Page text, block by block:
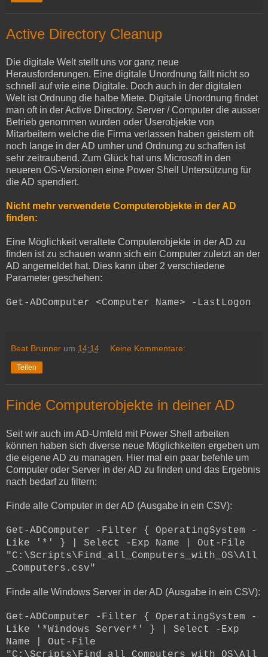
Active Directory Cleanup
Die digitale Welt stellt uns vor ganz neue
Herausforderungen. Eine digitale Unordnung fällt nicht so
schnell auf wie eine Digitale. Doch auch in der digitalen
Welt ist Ordnung die halbe Miete. Digitale Unordnung findet
man oft in der Active Directory. Server / Computer die ausser
Betrieb genommen wurden oder Userobjekte von
Mitarbeitern welche die Firma verlassen haben geistern oft
noch lange in der AD umher und Ordnung zu schaffen ist
sehr zeitraubend. Zum Glück hat uns Microsoft in den
neueren OS-Versionen eine Power Shell Untersützung für
die AD spendiert.
Nicht mehr verwendete Computerobjekte in der AD
finden:
Eine Möglichkeit veraltete Computerobjekte in der AD zu
finden ist zu schauen wann sich ein Computer zuletzt an der
AD angemeldet hat. Dies kann über 2 verschiedene
Parameter geschehen:
Get-ADComputer <Computer Name> -LastLogon
Beat Brunner um 14:14 Keine Kommentare:
Teilen
Finde Computerobjekte in deiner AD
Seit wir auch im AD-Umfeld mit Power Shell arbeiten
können haben sich diverse neue Möglichkeiten ergeben um
die eigene AD zu managen. Hier mal ein paar befehle um
Computer oder Server in der AD zu finden und das Ergebnis
nach bedarf zu filtern:
Finde alle Computer in der AD (Ausgabe in ein CSV):
Get-ADComputer -Filter { OperatingSystem -
Like '*' } | Select -Exp Name | Out-File
"C:\Scripts\Find_all_Computers_with_OS\All
_Computers.csv"
Finde alle Windows Server in der AD (Ausgabe in ein CSV):
Get-ADComputer -Filter { OperatingSystem -
Like '*Windows Server*' } | Select -Exp
Name | Out-File
"C:\Scripts\Find_all_Computers_with_OS\All